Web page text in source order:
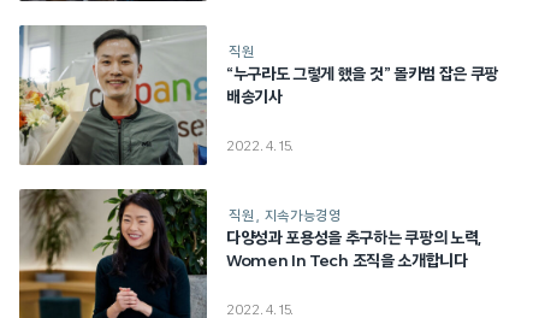
직원
“누구라도 그렇게 했을 것” 몰카범 잡은 쿠팡
배송기사
2022. 4. 15.
직원 지속가능경영
다양성과 포용성을 추구하는 쿠팡의 노력,
Women In Tech 조직을 소개합니다
2022. 4. 15.